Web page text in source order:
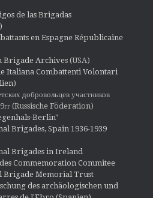
de las Brigadas
en Espagne Républicaine
Brigade Archives (USA)
Italiana Combattenti Volontari
добровольцев участников
(Russische Föderation)
Berlin"
Brigades, Spain 1936-1939
Brigades in Ireland
Commemoration Commitee
Brigade Memorial Trust
des archäologischen und